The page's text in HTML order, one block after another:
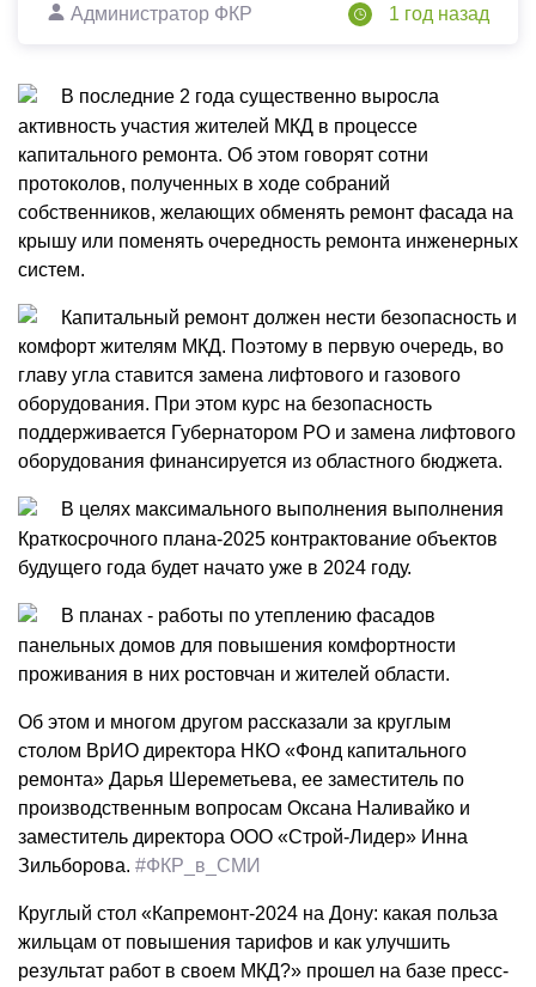
Администратор ФКР 1 год назад
В последние 2 года существенно выросла
активность участия жителей МКД в процессе
капитального ремонта. Об этом говорят сотни
протоколов, полученных в ходе собраний
собственников, желающих обменять ремонт фасада на
крышу или поменять очередность ремонта инженерных
систем.
Капитальный ремонт должен нести безопасность и
комфорт жителям МКД. Поэтому в первую очередь, во
главу угла ставится замена лифтового и газового
оборудования. При этом курс на безопасность
поддерживается Губернатором РО и замена лифтового
оборудования финансируется из областного бюджета.
В целях максимального выполнения выполнения
Краткосрочного плана-2025 контрактование объектов
будущего года будет начато уже в 2024 году.
В планах - работы по утеплению фасадов
панельных домов для повышения комфортности
проживания в них ростовчан и жителей области.
Об этом и многом другом рассказали за круглым
столом ВрИО директора НКО «Фонд капитального
ремонта» Дарья Шереметьева, ее заместитель по
производственным вопросам Оксана Наливайко и
заместитель директора ООО «Строй-Лидер» Инна
Зильборова. #ФКР_в_СМИ
Круглый стол «Капремонт-2024 на Дону: какая польза
жильцам от повышения тарифов и как улучшить
результат работ в своем МКД?» прошел на базе пресс-